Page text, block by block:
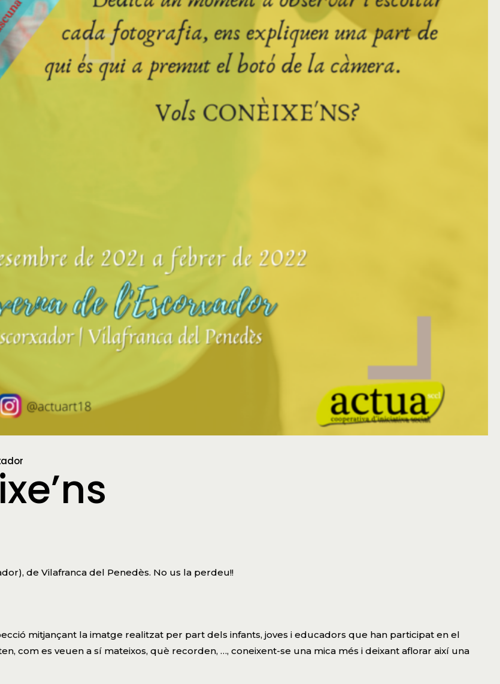
de Vilafranca del Penedès. No us la perdeu!!
mitjançant la imatge realitzat per part dels infants, joves i educadors que han participat en el
com es veuen a sí mateixos, què recorden, …, coneixent-se una mica més i deixant aflorar així una